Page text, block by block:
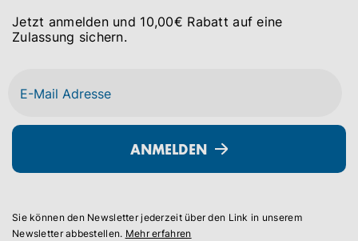
Jetzt anmelden und 10,00€ Rabatt auf eine
Zulassung sichern.
ANMELDEN
Sie können den Newsletter jederzeit über den Link in unserem
Newsletter abbestellen. Mehr erfahren